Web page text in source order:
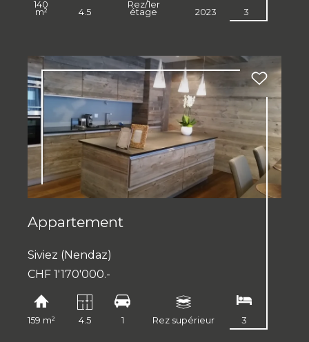
140
m² 4.5
Rez/1er
étage 2023 3
Appartement
Siviez (Nendaz)
CHF 1'170'000.-
159 m² 4.5 1 Rez supérieur 3